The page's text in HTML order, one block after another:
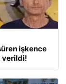
işkence
verildi!